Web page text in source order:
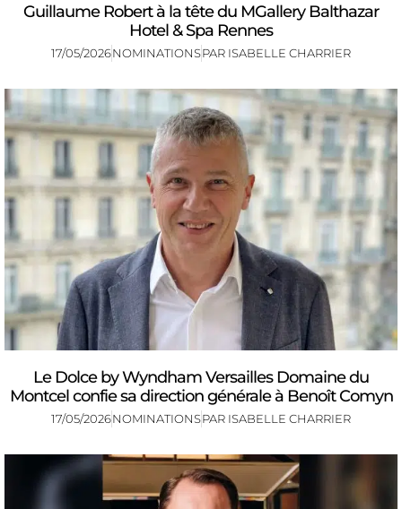
Guillaume Robert à la tête du MGallery Balthazar
Hotel & Spa Rennes
17/05/2026NOMINATIONSPAR ISABELLE CHARRIER
Le Dolce by Wyndham Versailles Domaine du
Montcel confie sa direction générale à Benoît Comyn
17/05/2026NOMINATIONSPAR ISABELLE CHARRIER